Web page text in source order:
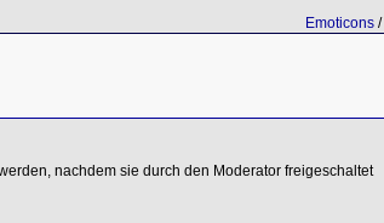
Emoticons/
nachdem sie durch den Moderator freigeschaltet